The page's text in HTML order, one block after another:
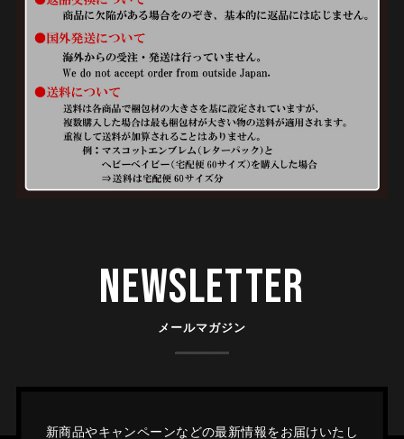
Newsletter
メールマガジン
新商品やキャンペーンなどの最新情報をお届けいたし